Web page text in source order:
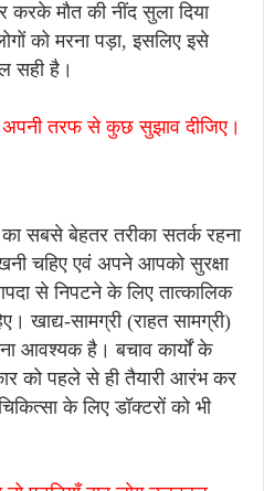
करके मौत की नींद सुला दिया
को मरना पड़ा, इसलिए इसे
सही है।
तरफ से कुछ सुझाव दीजिए।
सबसे बेहतर तरीका सतर्क रहना
चहिए एवं अपने आपको सुरक्षा
से निपटने के लिए तात्कालिक
खाद्य-सामग्री (राहत सामग्री)
आवश्यक है। बचाव कार्यों के
को पहले से ही तैयारी आरंभ कर
के लिए डॉक्टरों को भी